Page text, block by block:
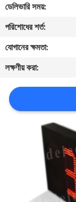
যোগাযোগ
করুন
খবর
উদ্ধৃতির
ডেলিভারি সময়:
পরিশোধের শর্ত:
যোগানের ক্ষমতা:
লক্ষণীয় করা: